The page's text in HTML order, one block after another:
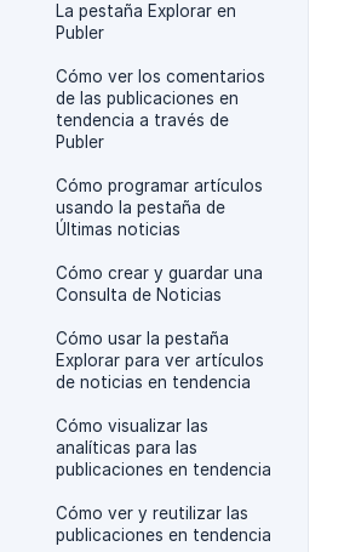
La pestaña Explorar en
Publer
Cómo ver los comentarios
de las publicaciones en
tendencia a través de
Publer
Cómo programar artículos
usando la pestaña de
Últimas noticias
Cómo crear y guardar una
Consulta de Noticias
Cómo usar la pestaña
Explorar para ver artículos
de noticias en tendencia
Cómo visualizar las
analíticas para las
publicaciones en tendencia
Cómo ver y reutilizar las
publicaciones en tendencia